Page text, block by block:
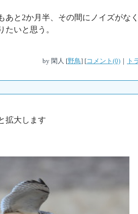
あと2か月半、その間にノイズがな
たいと思う。
by 閑人 [野鳥] [コメント(0) ｜ ト
拡大します